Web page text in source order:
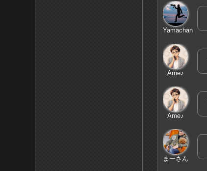
Yamachan
Ame♪
Ame♪
まーさん